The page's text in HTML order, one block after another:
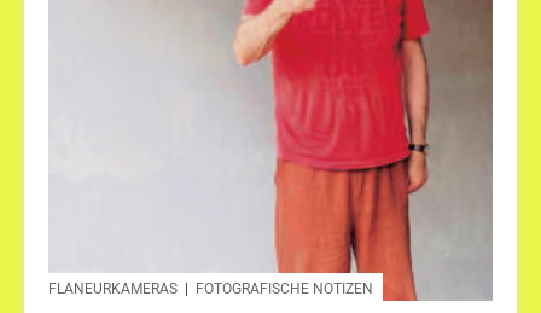
FLANEURKAMERAS FOTOGRAFISCHE NOTIZEN